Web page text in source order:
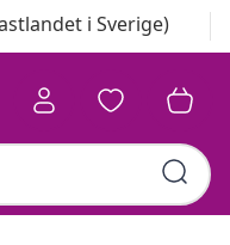
i Sverige)